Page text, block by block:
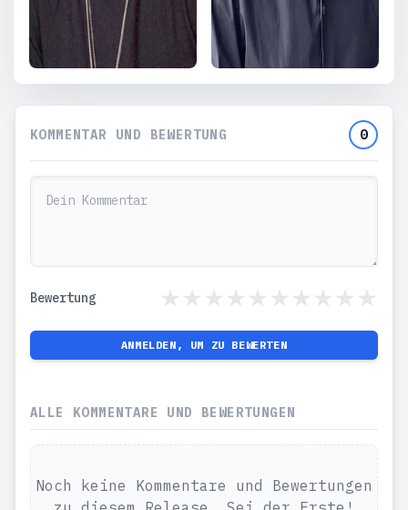
KOMMENTAR UND BEWERTUNG 0
Bewertung
ANMELDEN, UM ZU BEWERTEN
ALLE KOMMENTARE UND BEWERTUNGEN
Noch keine Kommentare und Bewertungen